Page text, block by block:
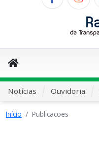
Notícias Ouvidoria
Início Publicacoes